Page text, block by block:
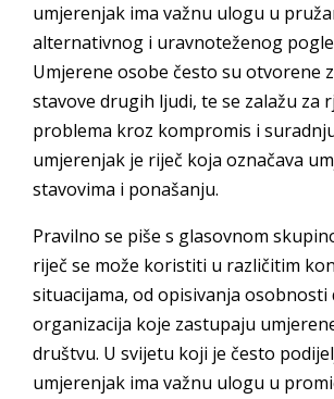
umjerenjak ima važnu ulogu u
alternativnog i uravnoteženog
Umjerene osobe često su otvorene
stavove drugih ljudi, te se zalažu za
problema kroz kompromis i
umjerenjak je riječ koja označava
stavovima i ponašanju.
Pravilno se piše s glasovnom
riječ se može koristiti u različitim
situacijama, od opisivanja osobnosti
organizacija koje zastupaju
društvu. U svijetu koji je često
umjerenjak ima važnu ulogu u